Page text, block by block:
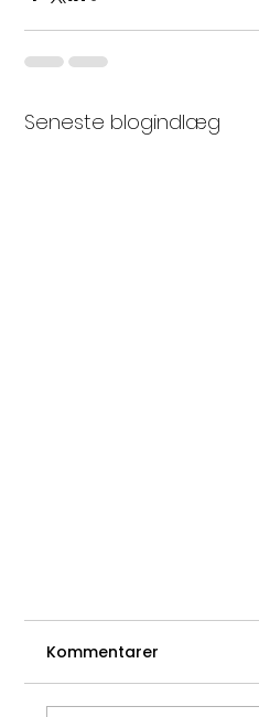
Seneste blogindlæg
Kommentarer